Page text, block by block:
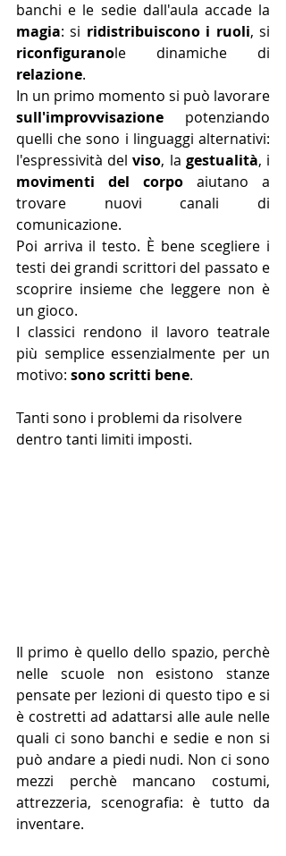
magia: si ridistribuiscono i ruoli
riconfigurano
relazione.
sull'improvvisazione potenziando
quelli che sono i linguaggi alternativi:
l'espressività del viso, la gestualità
movimenti del corpo aiutano a
trovare nuovi canali di
comunicazione.
Poi arriva il testo. È bene scegliere i
testi dei grandi scrittori del passato e
scoprire insieme che leggere non è
un gioco.
I classici rendono il lavoro teatrale
più semplice essenzialmente per un
motivo: sono scritti bene.
Tanti sono i problemi da risolvere
dentro tanti limiti imposti.
Il primo è quello dello spazio, perchè
nelle scuole non esistono stanze
pensate per lezioni di questo tipo e si
è costretti ad adattarsi alle aule nelle
quali ci sono banchi e sedie e non si
può andare a piedi nudi. Non ci sono
mezzi perchè mancano costumi,
attrezzeria, scenografia: è tutto da
inventare.